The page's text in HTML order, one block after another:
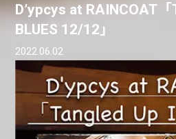
D’ypcys at RAINCOAT
BLUES 12/12」
2022.06.02